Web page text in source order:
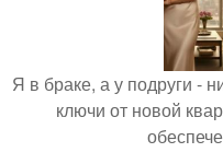
Я в браке, а у подруги -
ключи от новой